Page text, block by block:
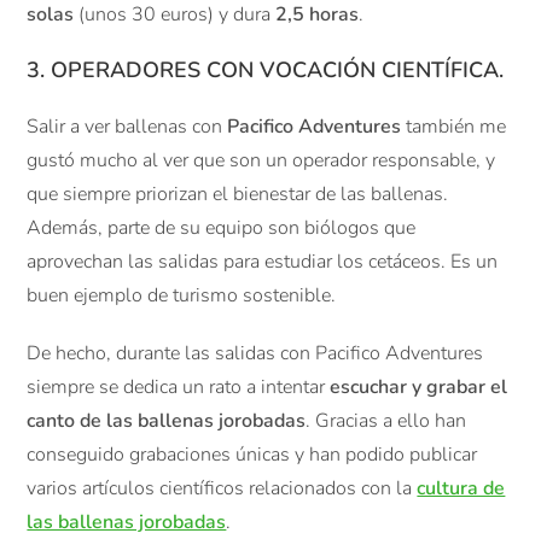
solas (unos 30 euros) y dura 2,5 horas.
3. OPERADORES CON VOCACIÓN CIENTÍFICA.
Salir a ver ballenas con Pacifico Adventures también me
gustó mucho al ver que son un operador responsable, y
que siempre priorizan el bienestar de las ballenas.
Además, parte de su equipo son biólogos que
aprovechan las salidas para estudiar los cetáceos. Es un
buen ejemplo de turismo sostenible.
De hecho, durante las salidas con Pacifico Adventures
siempre se dedica un rato a intentarescuchar y grabar el
canto de las ballenas jorobadas. Gracias a ello han
conseguido grabaciones únicas y han podido publicar
varios artículos científicos relacionados con lacultura de
las ballenas jorobadas.